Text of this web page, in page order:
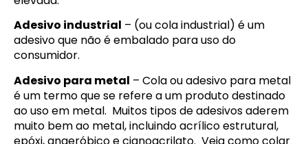
Adesivo industrial – (ou cola industrial) é um
adesivo que não é embalado para uso do
consumidor.
Adesivo para metal – Cola ou adesivo para metal
é um termo que se refere a um produto destinado
ao uso em metal. Muitos tipos de adesivos aderem
muito bem ao metal, incluindo acrílico estrutural,
epóxi, anaeróbico e cianoacrilato. Vejacomo colar